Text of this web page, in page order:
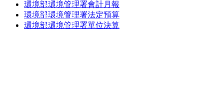
環境部環境管理署會計月報
環境部環境管理署法定預算
環境部環境管理署單位決算